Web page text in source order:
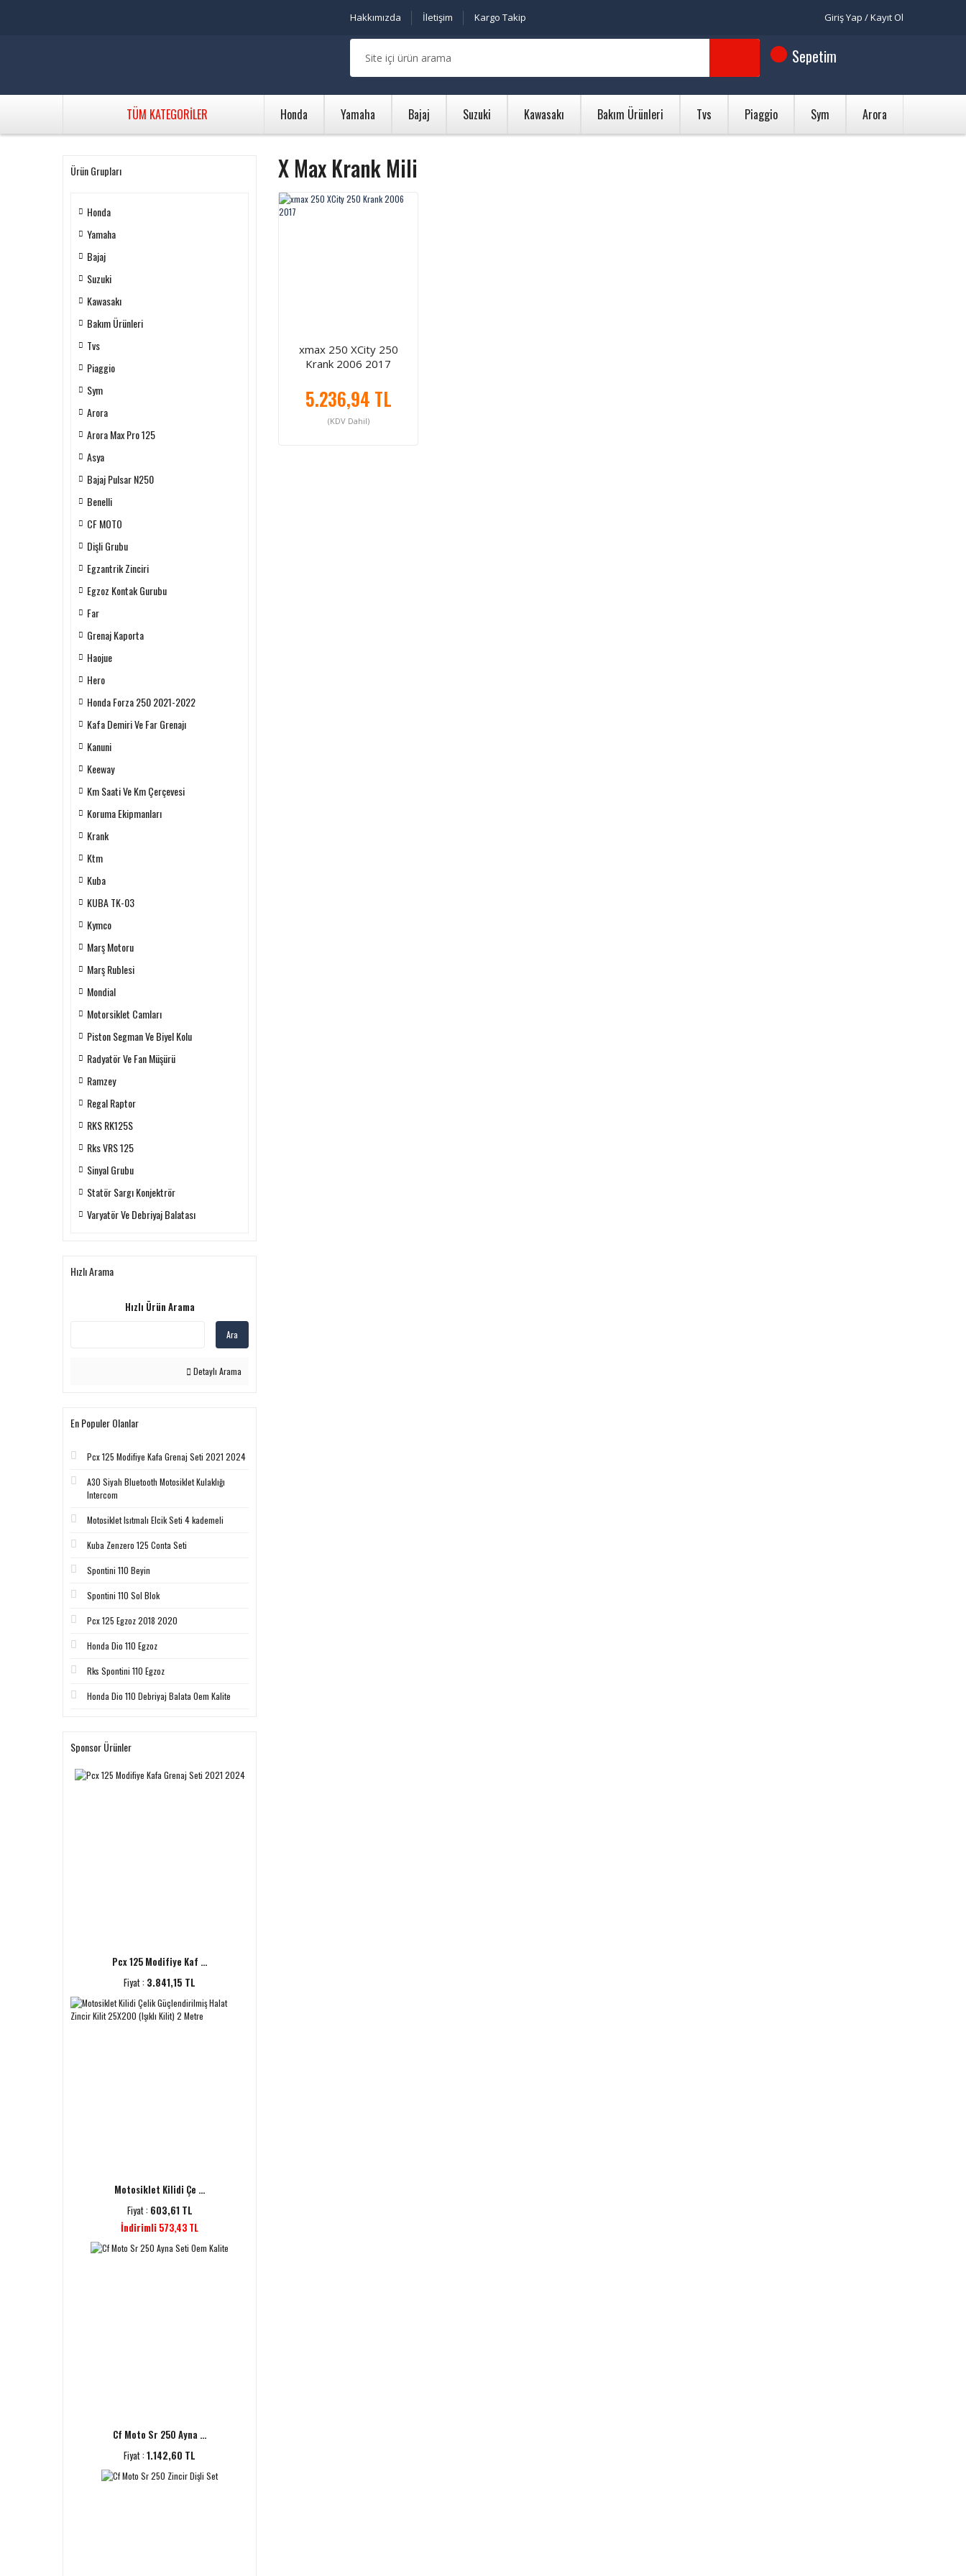
Hakkımızda İletişim Kargo Takip Giriş Yap / Kayıt Ol
Sepetim
TÜM KATEGORİLER Honda Yamaha Bajaj Suzuki Kawasakı Bakım Ürünleri Tvs Piaggio Sym Arora
Ürün Grupları
Honda
Yamaha
Bajaj
Suzuki
Kawasakı
Bakım Ürünleri
Tvs
Piaggio
Sym
Arora
Arora Max Pro 125
Asya
Bajaj Pulsar N250
Benelli
CF MOTO
Dişli Grubu
Egzantrik Zinciri
Egzoz Kontak Gurubu
Far
Grenaj Kaporta
Haojue
Hero
Honda Forza 250 2021-2022
Kafa Demiri Ve Far Grenajı
Kanuni
Keeway
Km Saati Ve Km Çerçevesi
Koruma Ekipmanları
Krank
Ktm
Kuba
KUBA TK-03
Kymco
Marş Motoru
Marş Rublesi
Mondial
Motorsiklet Camları
Piston Segman Ve Biyel Kolu
Radyatör Ve Fan Müşürü
Ramzey
Regal Raptor
RKS RK125S
Rks VRS 125
Sinyal Grubu
Statör Sargı Konjektrör
Varyatör Ve Debriyaj Balatası
Hızlı Arama
Hızlı Ürün Arama
Ara
Detaylı Arama
En Populer Olanlar
Pcx 125 Modifiye Kafa Grenaj Seti 2021 2024
A30 Siyah Bluetooth Motosiklet Kulaklığı
Intercom
Motosiklet Isıtmalı Elcik Seti 4 kademeli
Kuba Zenzero 125 Conta Seti
Spontini 110 Beyin
Spontini 110 Sol Blok
Pcx 125 Egzoz 2018 2020
Honda Dio 110 Egzoz
Rks Spontini 110 Egzoz
Honda Dio 110 Debriyaj Balata Oem Kalite
Sponsor Ürünler
Pcx 125 Modifiye Kaf ...
Fiyat : 3.841,15 TL
Motosiklet Kilidi Çe ...
Fiyat : 603,61 TL
İndirimli 573,43 TL
Cf Moto Sr 250 Ayna ...
Fiyat : 1.142,60 TL
X Max Krank Mili
xmax 250 XCity 250
Krank 2006 2017
5.236,94 TL
(KDV Dahil)